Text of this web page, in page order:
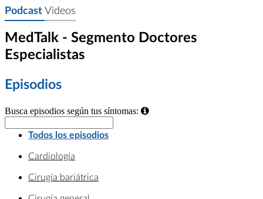
PodcastVideos
MedTalk - Segmento Doctores
Especialistas
Episodios
Busca episodios según tus síntomas:
Todos los episodios
Cardiología
Cirugía bariátrica